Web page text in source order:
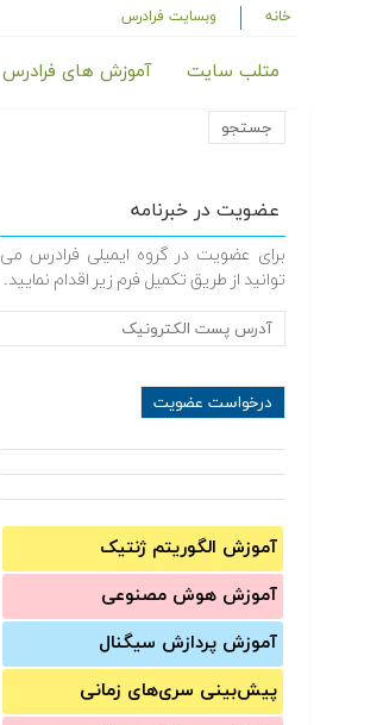
خانه وبسایت فرادرس
متلب سایت آموزش های فرادرس
عضویت در خبرنامه
برای عضویت در گروه ایمیلی فرادرس می
توانید از طریق تکمیل فرم زیر اقدام نمایید.
آموزش الگوریتم ژنتیک
آموزش‌ هوش مصنوعی
آموزش‌ پردازش سیگنال
پیش‌‌بینی سری‌‌های زمانی